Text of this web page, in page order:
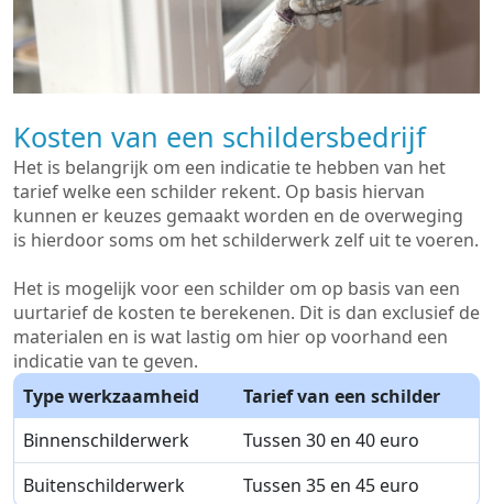
Kosten van een schildersbedrijf
Het is belangrijk om een indicatie te hebben van het
tarief welke een schilder rekent. Op basis hiervan
kunnen er keuzes gemaakt worden en de overweging
is hierdoor soms om het schilderwerk zelf uit te voeren.
Het is mogelijk voor een schilder om op basis van een
uurtarief de kosten te berekenen. Dit is dan exclusief de
materialen en is wat lastig om hier op voorhand een
indicatie van te geven.
Type werkzaamheid
Tarief van een schilder
Binnenschilderwerk
Tussen 30 en 40 euro
Buitenschilderwerk
Tussen 35 en 45 euro